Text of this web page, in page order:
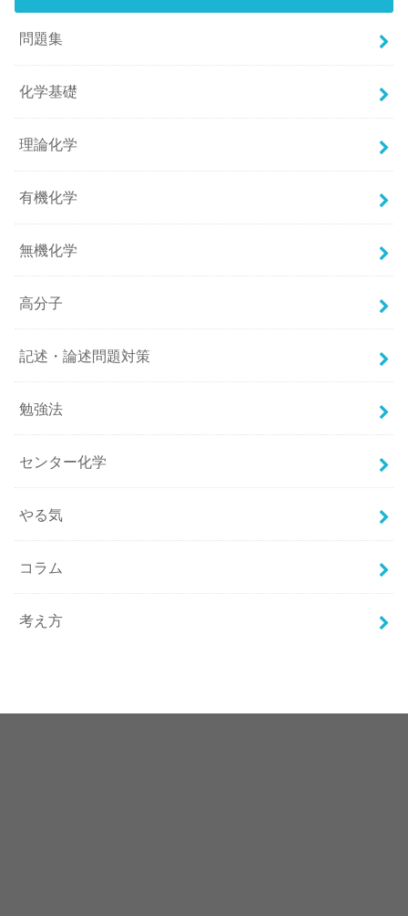
問題集
化学基礎
理論化学
有機化学
無機化学
高分子
記述・論述問題対策
勉強法
センター化学
やる気
コラム
考え方